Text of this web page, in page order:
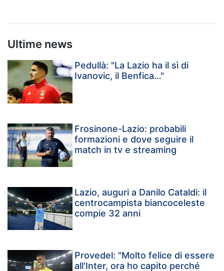
Ultime news
Pedullà: "La Lazio ha il sì di
Ivanovic, il Benfica…"
Frosinone-Lazio: probabili
formazioni e dove seguire il
match in tv e streaming
Lazio, auguri a Danilo Cataldi: il
centrocampista biancoceleste
compie 32 anni
Provedel: "Molto felice di essere
all'Inter, ora ho capito perché